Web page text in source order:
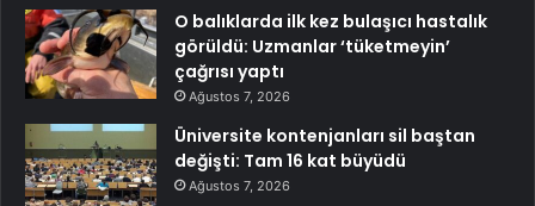
O balıklarda ilk kez bulaşıcı hastalık
görüldü: Uzmanlar ‘tüketmeyin’
çağrısı yaptı
Ağustos 7, 2026
Üniversite kontenjanları sil baştan
değişti: Tam 16 kat büyüdü
Ağustos 7, 2026